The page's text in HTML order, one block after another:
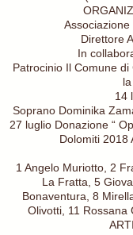
Direttore
In
Patrocinio Il Comune di
14
Soprano Dominika
27 luglio Donazione “
Dolomiti 2018
1 Angelo Muriotto, 2
La Fratta, 5
Bonaventura, 8
Olivotti, 11 Rossana